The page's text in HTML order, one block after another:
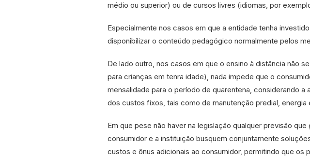
médio ou superior) ou de cursos livres (idiomas, por
Especialmente nos casos em que a entidade tenha
disponibilizar o conteúdo pedagógico normalmente pelos
De lado outro, nos casos em que o ensino à distância não
para crianças em tenra idade), nada impede que o
mensalidade para o período de quarentena, considerando
dos custos fixos, tais como de manutenção predial, energia
Em que pese não haver na legislação qualquer previsão
consumidor e a instituição busquem conjuntamente
custos e ônus adicionais ao consumidor, permitindo que